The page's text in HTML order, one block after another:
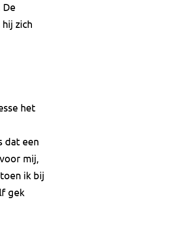
zich
het
dat een
mij,
ik bij
gek